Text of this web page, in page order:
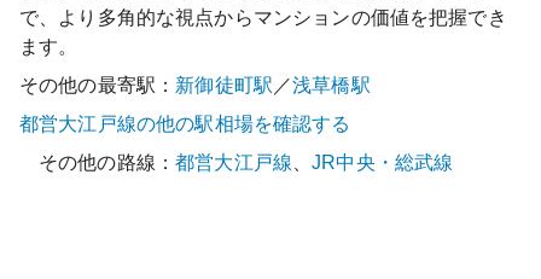
で、より多角的な視点からマンションの価値を把握でき
ます。
その他の最寄駅： 新御徒町駅 ／浅草橋駅
都営大江戸線の他の駅相場を確認する
その他の路線：都営大江戸線 、JR中央・総武線